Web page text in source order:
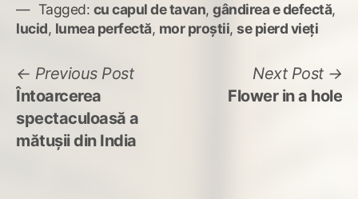
Tagged: cu capul de tavan, gândirea e defectă,
lucid, lumea perfectă, mor proştii, se pierd vieţi
Navigare
în
articole
Previous PostPrevious
Întoarcerea
spectaculoasă a
mătuşii din India
Next Post
Flower in a hole